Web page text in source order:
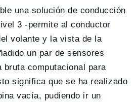
una solución de conducción
3 -permite al conductor
volante y la vista de la
un par de sensores
bruta computacional para
significa que se ha realizado
vacía, pudiendo ir un